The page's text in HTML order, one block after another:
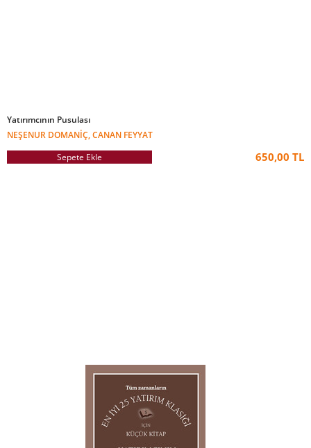
Yatırımcının Pusulası
NEŞENUR DOMANIÇ, CANAN FEYYAT
Sepete Ekle
650,00 TL